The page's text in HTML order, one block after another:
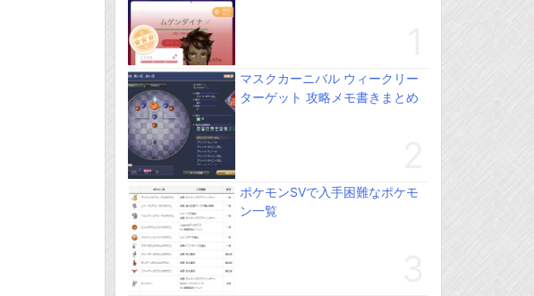
マスクカーニバル ウィークリー
ターゲット 攻略メモ書きまとめ
ポケモンSVで入手困難なポケモ
ン一覧